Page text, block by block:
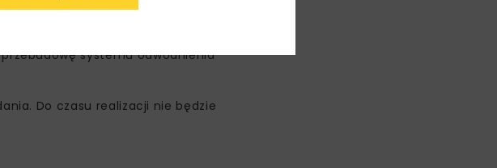
dla pieszych
systemu odwodnienia
Do czasu realizacji nie będzie